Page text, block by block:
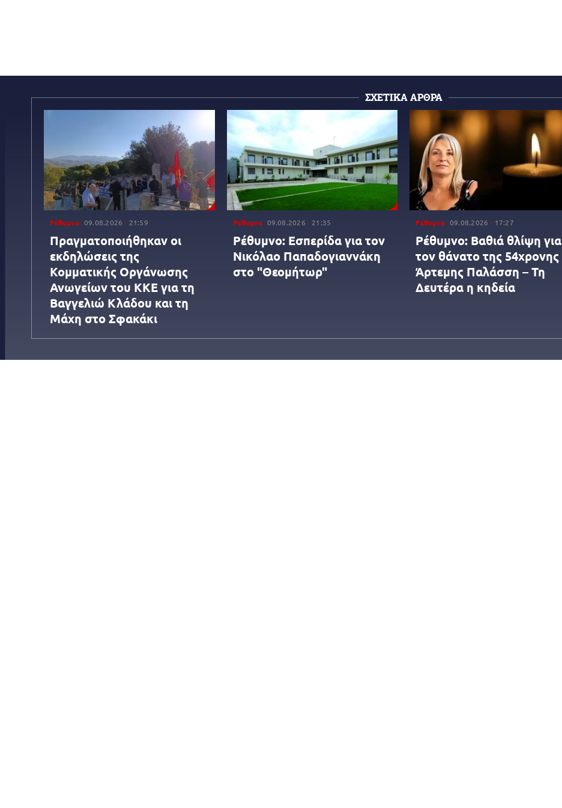
ΣΧΕΤΙΚΑ ΑΡΘΡΑ
Ρέθυμνο 09.08.2026 21:59
Πραγματοποιήθηκαν οι
εκδηλώσεις της
Κομματικής Οργάνωσης
Ανωγείων του ΚΚΕ για τη
Βαγγελιώ Κλάδου και τη
Μάχη στο Σφακάκι
Ρέθυμνο 09.08.2026 21:35
Ρέθυμνο: Εσπερίδα για τον
Νικόλαο Παπαδογιαννάκη
στο "Θεομήτωρ"
Ρέθυμνο 09.08.2026 17:27
Ρέθυμνο: Βαθιά θλίψη για
τον θάνατο της 54χρονης
Άρτεμης Παλάσση – Τη
Δευτέρα η κηδεία